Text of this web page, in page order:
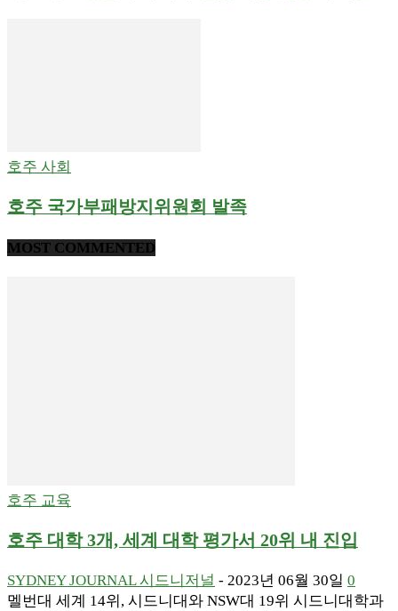
호주 사회
호주 국가부패방지위원회 발족
MOST COMMENTED
호주 교육
호주 대학 3개, 세계 대학 평가서 20위 내 진입
SYDNEY JOURNAL 시드니저널 - 2023년 06월 30일 0
멜번대 세계 14위, 시드니대와 NSW대 19위 시드니대학과